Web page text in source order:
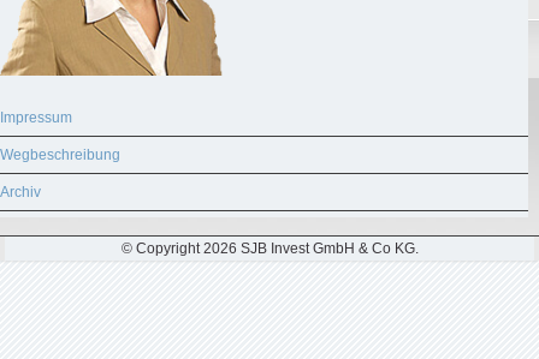
Impressum
Wegbeschreibung
Archiv
© Copyright 2026 SJB Invest GmbH & Co KG.